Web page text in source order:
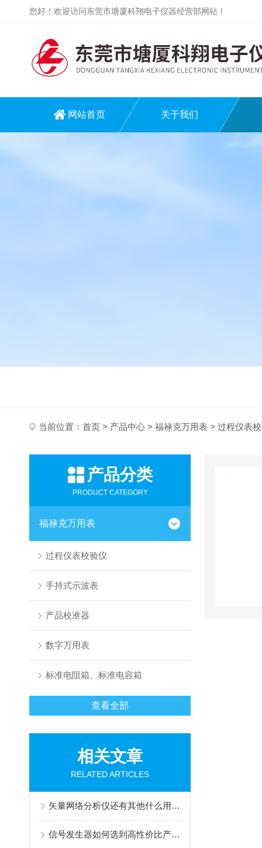
您好！欢迎访问东莞市塘厦科翔电子仪器经营部网站！
网站首页 关于我们
当前位置： 首页 > 产品中心 > 福禄克万用表 > 过程仪表
产品分类
PRODUCT CATEGORY
福禄克万用表
过程仪表校验仪
手持式示波表
产品校准器
数字万用表
标准电阻箱、标准电容箱
查看全部
相关文章
RELATED ARTICLES
矢量网络分析仪还有其他什么用途？
信号发生器如何选到高性价比产品？结合信号发生器优质经销商答案揭晓！